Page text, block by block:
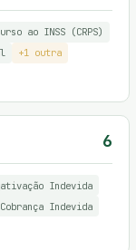
ao INSS (CRPS)
+1 outra
6
Indevida
Cobrança Indevida